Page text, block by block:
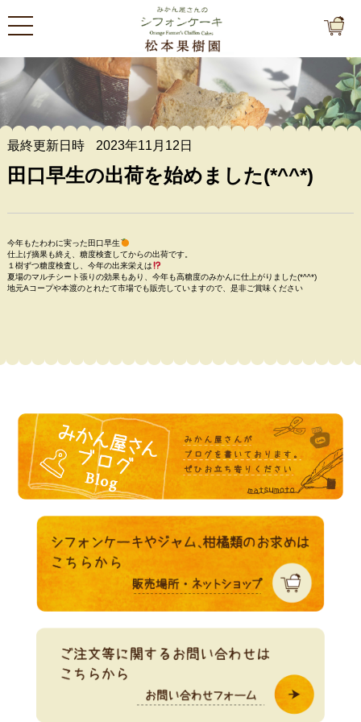
最終更新日時 2023年11月12日
田口早生の出荷を始めました(*^^*)
今年もたわわに実った田口早生
仕上げ摘果も終え、糖度検査してからの出荷です。
１樹ずつ糖度検査し、今年の出来栄えは
夏場のマルチシート張りの効果もあり、今年も高糖度のみかんに仕上がりました(*^^*)
地元Aコープや本渡のとれたて市場でも販売していますので、是非ご賞味ください